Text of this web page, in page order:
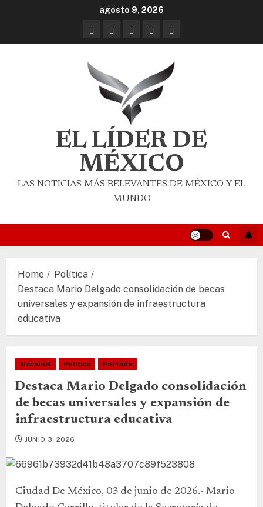
agosto 9, 2026
EL LÍDER DE
MÉXICO
LAS NOTICIAS MÁS RELEVANTES DE MÉXICO Y EL
MUNDO
Home
Política
Destaca Mario Delgado consolidación de becas
universales y expansión de infraestructura
educativa
Nacional Política Portada
Destaca Mario Delgado consolidación
de becas universales y expansión de
infraestructura educativa
JUNIO 3, 2026
Ciudad De México, 03 de junio de 2026.- Mario